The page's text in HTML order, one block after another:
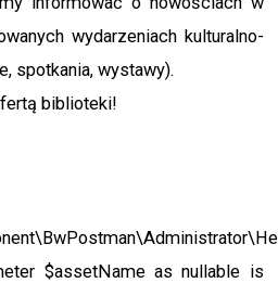
wydarzeniach kulturalno-
spotkania, wystawy).
biblioteki!
$assetName as nullable is